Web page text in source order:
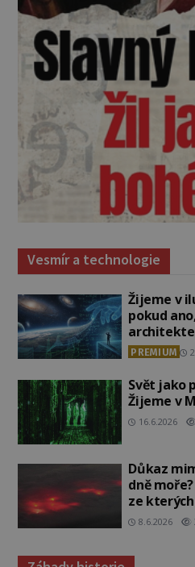
Vesmír a technologie
Žijeme v
pokud
PREMIUM
Svět jako
Žijeme v
16.6.2026
Důkaz
dně
ze
8.6.2026